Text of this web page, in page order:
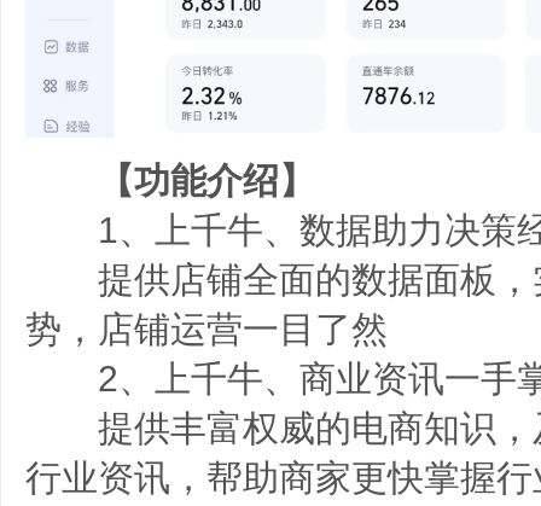
【功能介绍】
1、上千牛、数据助力决策
提供店铺全面的数据面板，
势，店铺运营一目了然
2、上千牛、商业资讯一手
提供丰富权威的电商知识，
行业资讯，帮助商家更快掌握